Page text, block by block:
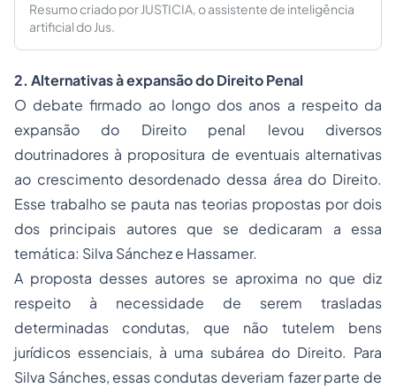
Resumo criado por JUSTICIA, o assistente de inteligência
artificial do Jus.
2. Alternativas à expansão doDireito Penal
O debate firmado ao longo dos anos a respeito da
expansão do Direito penal levou diversos
doutrinadores à propositura de eventuais alternativas
ao crescimento desordenado dessa área do Direito.
Esse trabalho se pauta nas teorias propostas por dois
dos principais autores que se dedicaram a essa
temática: Silva Sánchez e Hassamer.
A proposta desses autores se aproxima no que diz
respeito à necessidade de serem trasladas
determinadas condutas, que não tutelem bens
jurídicos essenciais, à uma subárea do Direito. Para
Silva Sánches, essas condutas deveriam fazer parte de